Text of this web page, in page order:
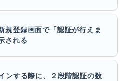
規登録画面で「認証が行えま
される
ンする際に、２段階認証の数